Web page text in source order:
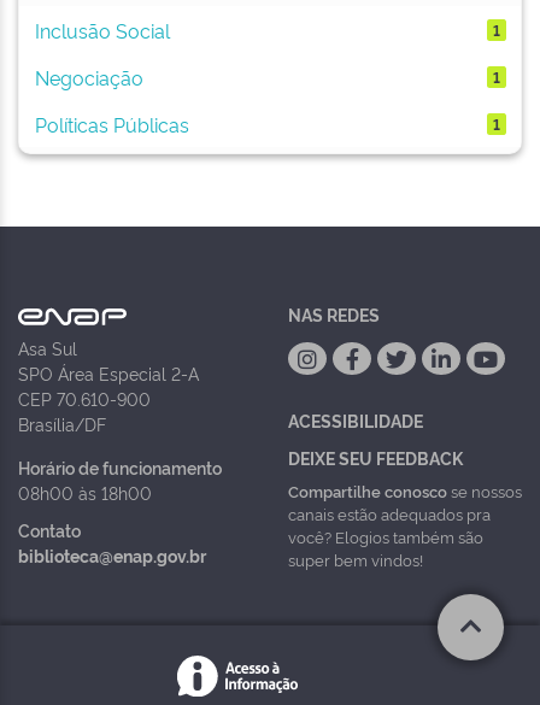
Inclusão Social
1
Negociação 1
Políticas Públicas 1
Asa Sul
SPO Área Especial 2-A
CEP 70.610-900
Brasília/DF
Horário de funcionamento
08h00 às 18h00
Contato
biblioteca@enap.gov.br
NAS REDES
ACESSIBILIDADE
DEIXE SEU FEEDBACK
Compartilhe conoscose nossos
canais estão adequados pra
você? Elogios também são
super bem vindos!